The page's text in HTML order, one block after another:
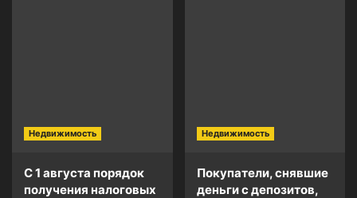
Недвижимость
С 1 августа порядок
получения налоговых
Недвижимость
Покупатели, снявшие
деньги с депозитов,